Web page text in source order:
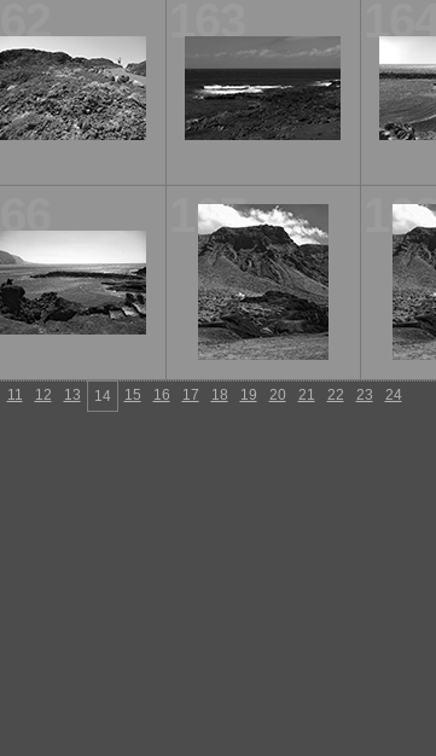
167
11 12 13 14 15 16 17 18 19 20 21 22 23 24